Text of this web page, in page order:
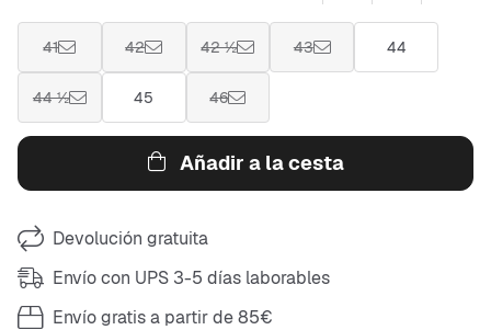
41 42 42 ½ 43 44
44 ½ 45 46
Añadir a la cesta
Devolución gratuita
Envío con UPS 3-5 días laborables
Envío gratis a partir de 85€